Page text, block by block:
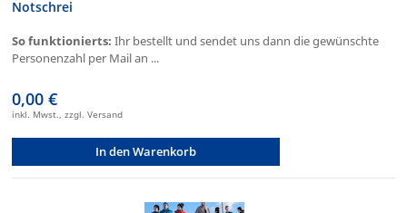
Notschrei
So funktionierts: Ihr bestellt und sendet uns dann die gewünschte
Personenzahl per Mail an ...
0,00 €
inkl. Mwst., zzgl. Versand
In den Warenkorb